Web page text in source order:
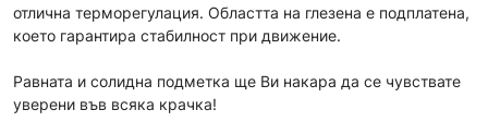
отлична терморегулация. Областта на глезена е подплатена,
което гарантира стабилност при движение.
Равната и солидна подметка ще Ви накара да се чувствате
уверени във всяка крачка!